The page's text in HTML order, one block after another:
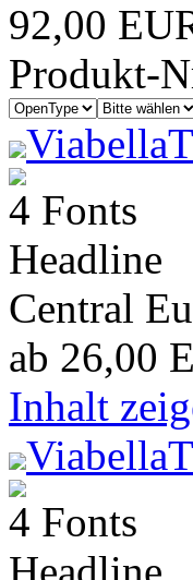
92,00
Produkt-
4 Fonts
Headline
Central
ab 26,00
Inhalt
4 Fonts